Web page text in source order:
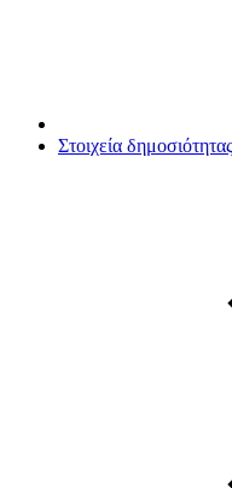
Στοιχεία δημοσιότητας